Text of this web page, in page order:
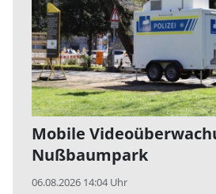
Mobile
Nußbaumpark
06.08.2026 14:04 Uhr